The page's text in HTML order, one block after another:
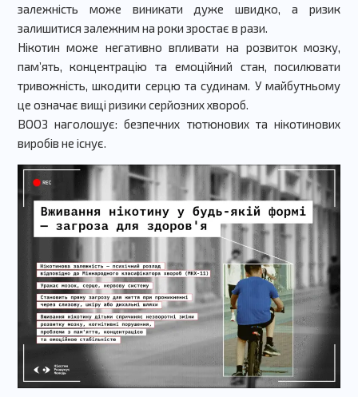
залежність може виникати дуже швидко, а ризик
залишитися залежним на роки зростає в рази.
Нікотин може негативно впливати на розвиток мозку,
пам’ять, концентрацію та емоційний стан, посилювати
тривожність, шкодити серцю та судинам. У майбутньому
це означає вищі ризики серйозних хвороб.
ВООЗ наголошує: безпечних тютюнових та нікотинових
виробів не існує.